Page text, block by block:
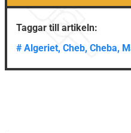
Taggar till artikeln:
# Algeriet, Cheb, Cheba,